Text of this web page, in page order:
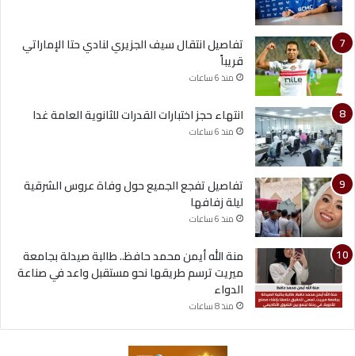
تفاصيل انتقال سيف الجزيري لنادي حتا الإماراتي
قريباً
منذ 6 ساعات
انتهاء حجز اختبارات القدرات للثانوية العامة غدا
منذ 6 ساعات
تفاصيل تفجع الجميع حول وفاة عروس الشرقية
ليلة زفافها
منذ 6 ساعات
منة الله أيمن محمد حافظ.. طالبة صيدلة بجامعة
ميريت ترسم طريقها نحو مستقبل واعد في صناعة
الدواء
منذ 8 ساعات